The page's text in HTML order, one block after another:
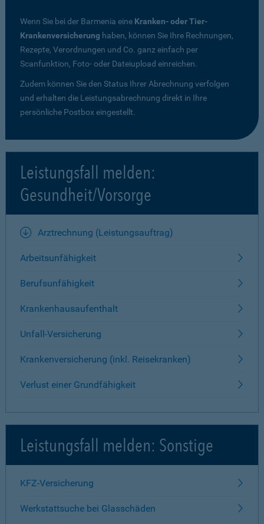
Wenn Sie bei der Barmenia eine Kranken- oder Tier-
Krankenversicherung haben, können Sie Ihre Rechnungen,
Rezepte, Verordnungen und Co. ganz einfach per
Scanfunktion, Foto- oder Dateiupload einreichen.
Zudem können Sie den Status Ihrer Abrechnung verfolgen
und erhalten die Leistungsabrechnung direkt in Ihre
persönliche Postbox eingestellt.
Leistungsfall melden:
Gesundheit/Vorsorge
Arztrechnung (Leistungsauftrag)
Arbeitsunfähigkeit
Berufsunfähigkeit
Krankenhausaufenthalt
Unfall-Versicherung
Krankenversicherung (inkl. Reisekranken)
Verlust einer Grundfähigkeit
Leistungsfall melden: Sonstige
KFZ-Versicherung
Werkstattsuche bei Glasschäden